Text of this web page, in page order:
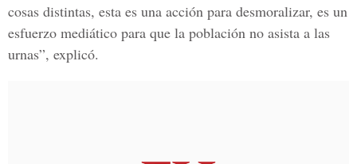
cosas distintas, esta es una acción para desmoralizar, es un
esfuerzo mediático para que la población no asista a las
urnas”, explicó.